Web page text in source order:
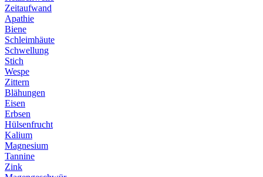
Zeitaufwand
Apathie
Biene
Schleimhäute
Schwellung
Stich
Wespe
Zittern
Blähungen
Eisen
Erbsen
Hülsenfrucht
Kalium
Magnesium
Tannine
Zink